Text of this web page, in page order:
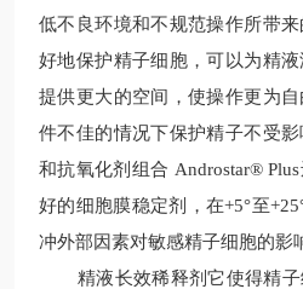
低不良环境和不规范操作所带
好地保护精子细胞，可以为精
提供更大的空间，使操作更为
件不佳的情况下保护精子不受
和抗氧化剂组合 Androstar®
好的细胞膜稳定剂，在+5°至
冲外部因素对敏感精子细胞的影
精液长效稀释剂它使得精